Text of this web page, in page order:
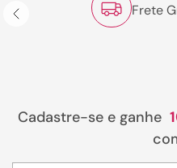
Frete
Cadastre-se e ganhe